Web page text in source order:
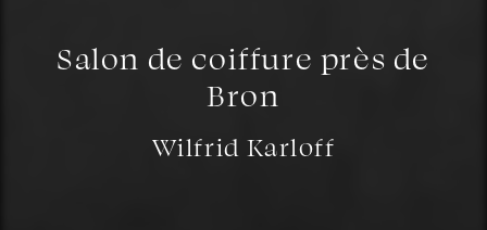
Salon de coiffure près de
Bron
Wilfrid Karloff